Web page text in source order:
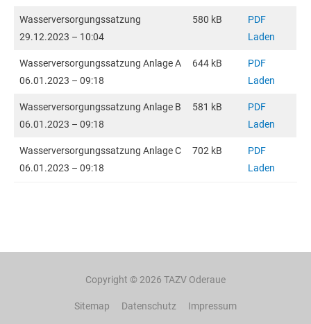
Wasserversorgungssatzung
29.12.2023 – 10:04
580 kB
PDF
Laden
Wasserversorgungssatzung Anlage A
06.01.2023 – 09:18
644 kB
PDF
Laden
Wasserversorgungssatzung Anlage B
06.01.2023 – 09:18
581 kB
PDF
Laden
Wasserversorgungssatzung Anlage C
06.01.2023 – 09:18
702 kB
PDF
Laden
Copyright © 2026 TAZV Oderaue
Sitemap Datenschutz Impressum